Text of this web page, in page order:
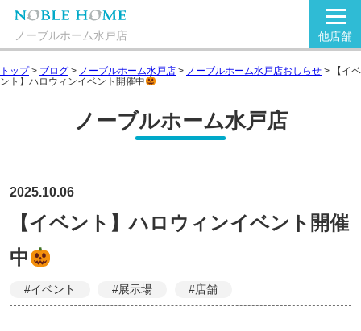
ノーブルホーム水戸店 他店舗
トップ> ブログ > ノーブルホーム水戸店 > ノーブルホーム水戸店おしらせ >
【イベ
ント】ハロウィンイベント開催中
ノーブルホーム水戸店
2025.10.06
【イベント】ハロウィンイベント開催
中
#イベント #展示場 #店舗